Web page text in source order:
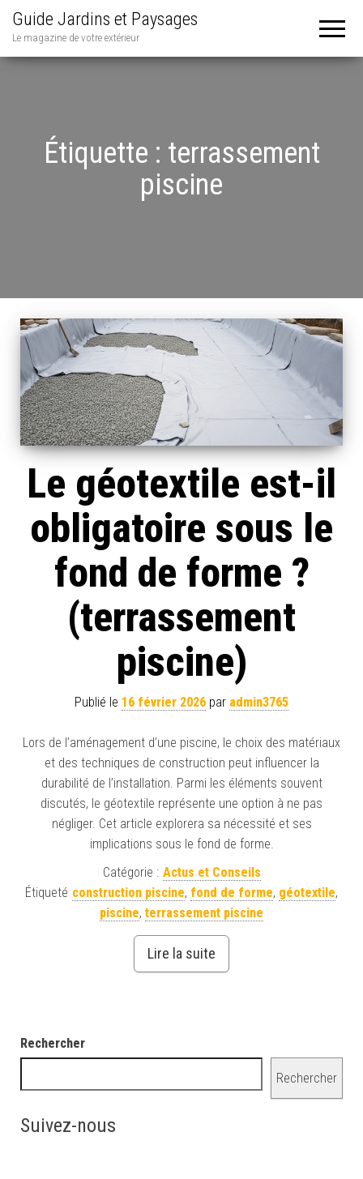
Guide Jardins et Paysages
Le magazine de votre extérieur
Étiquette : terrassement
piscine
Le géotextile est-il
obligatoire sous le
fond de forme ?
(terrassement
piscine)
Publié le 16 février 2026 par admin3765
Lors de l’aménagement d’une piscine, le choix des matériaux
et des techniques de construction peut influencer la
durabilité de l’installation. Parmi les éléments souvent
discutés, le géotextile représente une option à ne pas
négliger. Cet article explorera sa nécessité et ses
implications sous le fond de forme.
Catégorie : Actus et Conseils
Étiqueté construction piscine, fond de forme, géotextile,
piscine, terrassement piscine
Lire la suite
Rechercher
Rechercher
Suivez-nous